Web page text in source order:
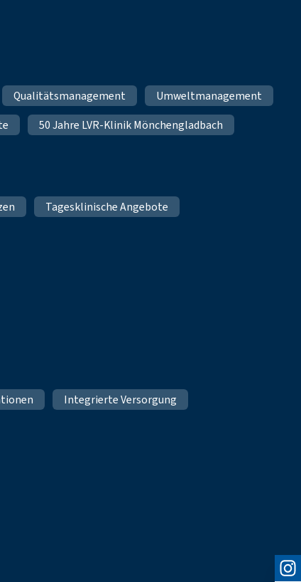
Qualitätsmanagement
Umweltmanagement
50 Jahre LVR-Klinik Mönchengladbach
Tagesklinische Angebote
Integrierte Versorgung